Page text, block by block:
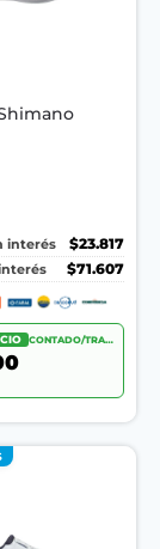
interés
$23.817
$71.607
CONTADO/TRANSF.